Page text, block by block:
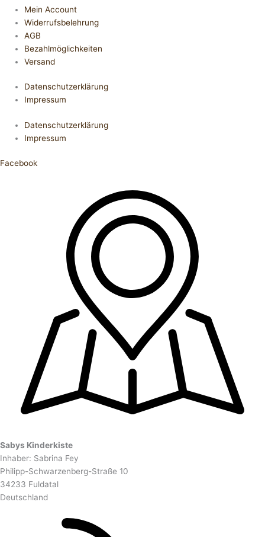
Mein Account
Widerrufsbelehrung
AGB
Bezahlmöglichkeiten
Versand
Datenschutzerklärung
Impressum
Datenschutzerklärung
Impressum
Facebook
Sabys Kinderkiste
Inhaber: Sabrina Fey
Philipp-Schwarzenberg-Straße 10
34233 Fuldatal
Deutschland